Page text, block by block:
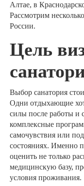
Алтае, в
Рассмотрим
России.
Цель
Выбор санатория
Одни отдыхающие
силы после работы и
комплексные
самочувствия или
состояниях. Именно
оценить не только
медицинскую базу,
условия проживания.